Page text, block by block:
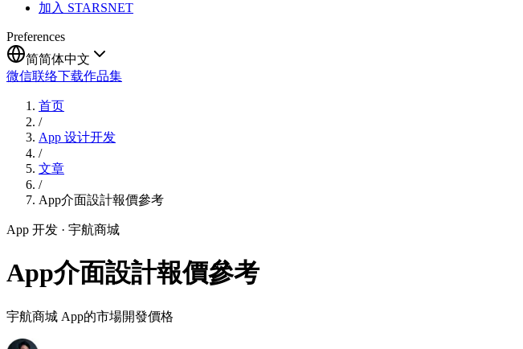
加入 STARSNET
Preferences
简简体中文
微信联络下载作品集
首页
/
App 设计开发
/
文章
/
App介面設計報價參考
App 开发 · 宇航商城
App介面設計報價參考
宇航商城 App的市場開發價格